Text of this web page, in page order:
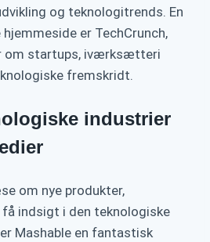
og teknologitrends. En
er TechCrunch,
om startups, iværksætteri
fremskridt.
industrier
om nye produkter,
indsigt i den teknologiske
Mashable en fantastisk